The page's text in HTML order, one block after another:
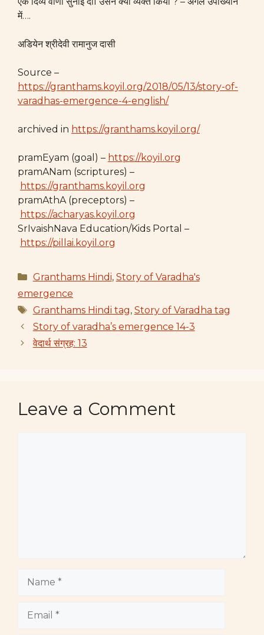
में….
अडियेन श्रीदेवी रामानुज दासी
Source –
https://granthams.koyil.org/2018/05/13/story-of-
varadhas-emergence-4-english/
archived in https://granthams.koyil.org/
pramEyam (goal) – https://koyil.org
pramANam (scriptures) –
https://granthams.koyil.org
pramAthA (preceptors) –
https://acharyas.koyil.org
SrIvaishNava Education/Kids Portal –
https://pillai.koyil.org
Categories
Granthams Hindi, Story of Varadha's
emergence
Tags
Granthams Hindi tag, Story of Varadha tag
Story of varadha’s emergence 14-3
वेदार्थ संग्रह: 13
Leave a Comment